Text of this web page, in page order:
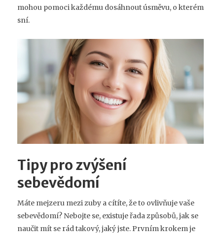
mohou pomoci každému dosáhnout úsměvu, o kterém
sní.
Tipy pro zvýšení
sebevědomí
Máte mejzeru mezi zuby a cítíte, že to ovlivňuje vaše
sebevědomí? Nebojte se, existuje řada způsobů, jak se
naučit mít se rád takový, jaký jste. Prvním krokem je